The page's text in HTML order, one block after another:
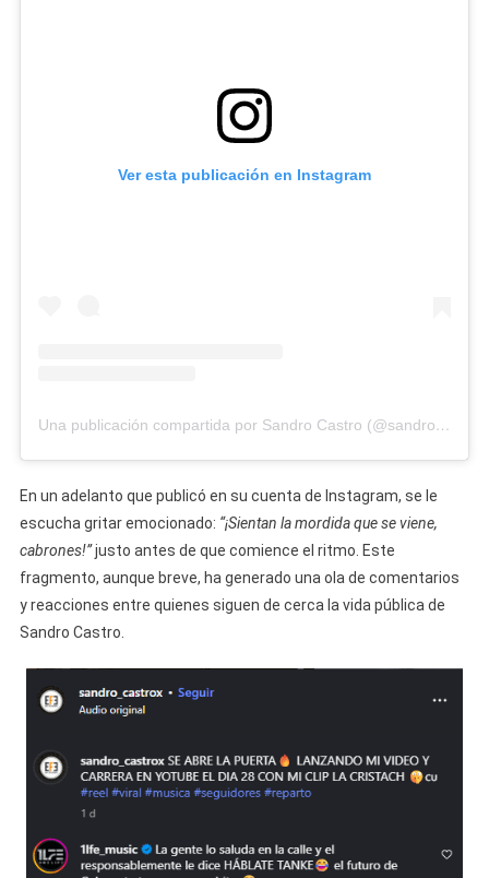
Ver esta publicación en Instagram
Una publicación compartida por Sandro Castro (@sandro_castrox)
En un adelanto que publicó en su cuenta de Instagram, se le
escucha gritar emocionado: “¡Sientan la mordida que se viene,
cabrones!”justo antes de que comience el ritmo. Este
fragmento, aunque breve, ha generado una ola de comentarios
y reacciones entre quienes siguen de cerca la vida pública de
Sandro Castro.